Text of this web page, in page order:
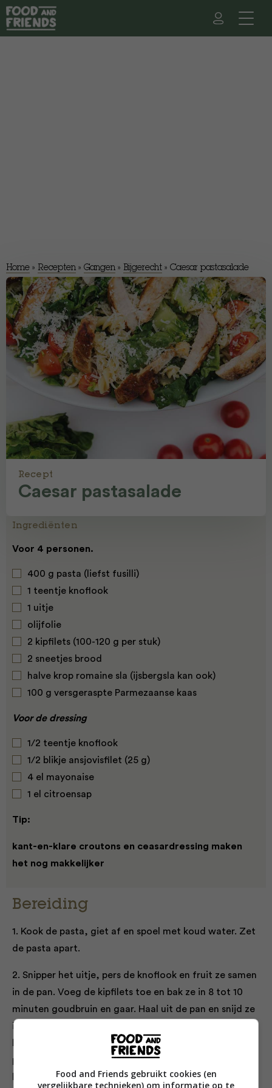
Home » Recepten » Gangen » Bijgerecht » Caesar pastasalade
Recept
Caesar pastasalade
Ingrediënten
Voor 4 personen.
400 g pasta (liefst fusilli)
1 teentje knoflook
1 uitje
olijfolie
2 kipfilets (100-120 g per stuk)
2 sneetjes brood
halve krop romaine sla (ijsbergsla kan ook)
100 g versgeraspte Parmezaanse kaas
Voor de dressing
1/2 teentje knoflook
1/2 blikje ansjovisfilet (25 g)
4 el mayonaise
1 el citroensap
Tip:
kant-en-klare croutons en ceasardressing maken
het nog makkelijker
Bereiding
1. Kook de pasta, giet af en spoel met koud water. Zet
de pasta apart.
2. Snipper het uitje, pers de knoflook en fruit ze samen
in de pan. Voeg de kipfilets toe en bak ze in 8 tot 10
minuten goudbruin en gaar. Haal uit de pan en snijd ze
in hapklare stukken. Verwijder de korsten van het
brood en snijd het in blokjes. Bak het brood bruin in de
pan met wat olijfolie. Laat hierna uitlekken op een
keukenpapiertje.Food and Friends gebruikt cookies (en
vergelijkbare technieken) om informatie op te